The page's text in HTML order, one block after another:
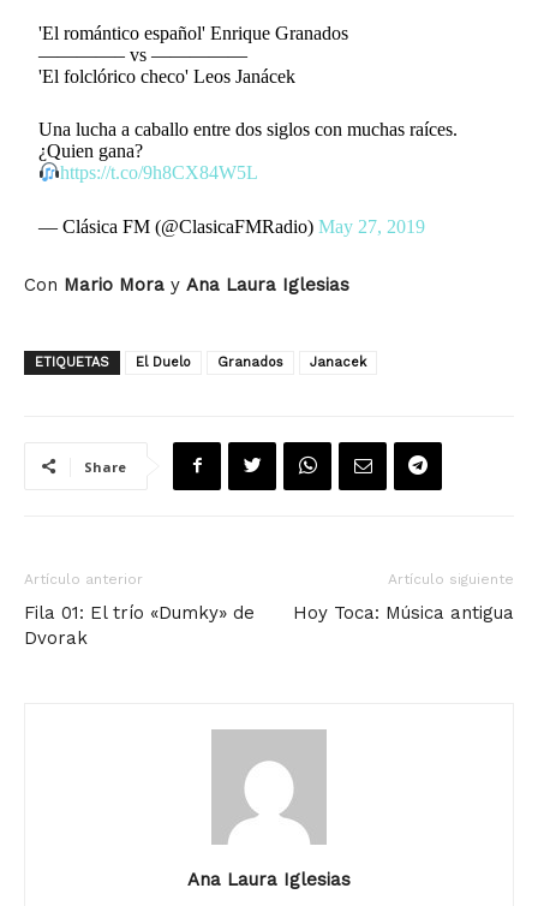
'El romántico español' Enrique Granados
————– vs —————
'El folclórico checo' Leos Janácek
Una lucha a caballo entre dos siglos con muchas raíces.
¿Quien gana?
https://t.co/9h8CX84W5L
— Clásica FM (@ClasicaFMRadio)May 27, 2019
Con Mario Mora y Ana Laura Iglesias
ETIQUETAS El Duelo Granados Janacek
Share
Artículo anterior
Fila 01: El trío «Dumky» de
Dvorak
Artículo siguiente
Hoy Toca: Música antigua
Ana Laura Iglesias